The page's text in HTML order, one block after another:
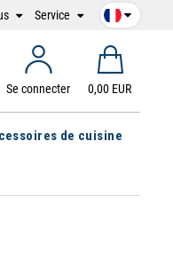
Service
Se connecter 0,00 EUR
de cuisine